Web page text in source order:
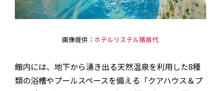
画像提供： ホテルリステル猪苗代
館内には、地下から湧き出る天然温泉を利用した8種
類の浴槽やプールスペースを備える「クアハウス＆プ